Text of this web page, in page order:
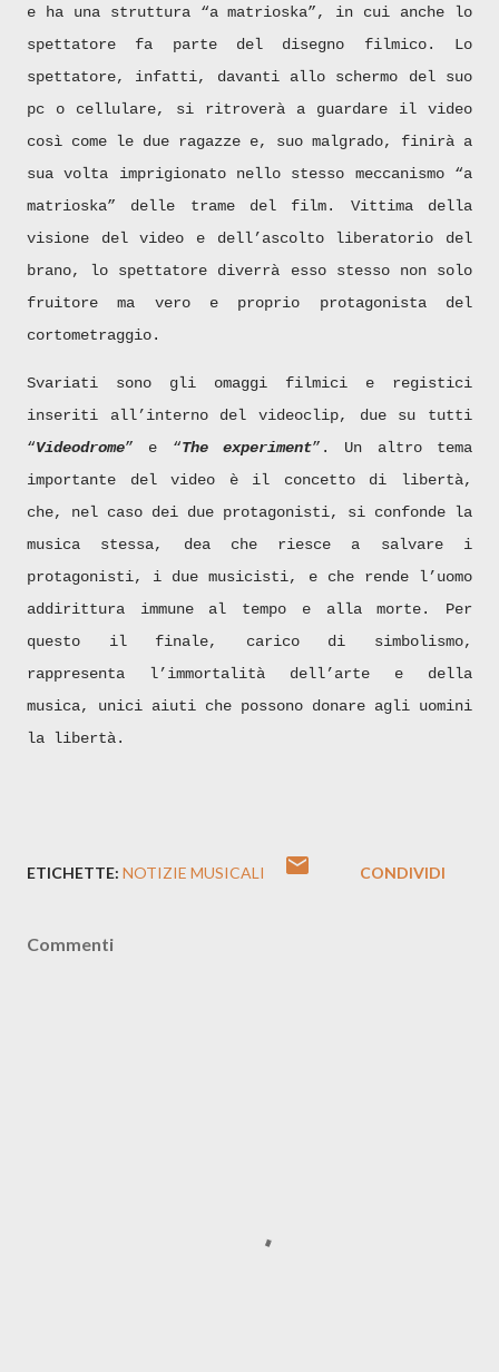
e ha una struttura “a matrioska”, in cui anche lo
spettatore fa parte del disegno filmico. Lo
spettatore, infatti, davanti allo schermo del suo
pc o cellulare, si ritroverà a guardare il video
così come le due ragazze e, suo malgrado, finirà a
sua volta imprigionato nello stesso meccanismo “a
matrioska” delle trame del film. Vittima della
visione del video e dell’ascolto liberatorio del
brano, lo spettatore diverrà esso stesso non solo
fruitore ma vero e proprio protagonista del
cortometraggio.
Svariati sono gli omaggi filmici e registici
inseriti all’interno del videoclip, due su tutti
“Videodrome” e “The experiment”. Un altro tema
importante del video è il concetto di libertà,
che, nel caso dei due protagonisti, si confonde la
musica stessa, dea che riesce a salvare i
protagonisti, i due musicisti, e che rende l’uomo
addirittura immune al tempo e alla morte. Per
questo il finale, carico di simbolismo,
rappresenta l’immortalità dell’arte e della
musica, unici aiuti che possono donare agli uomini
la libertà.
ETICHETTE: NOTIZIE MUSICALI CONDIVIDI
Commenti